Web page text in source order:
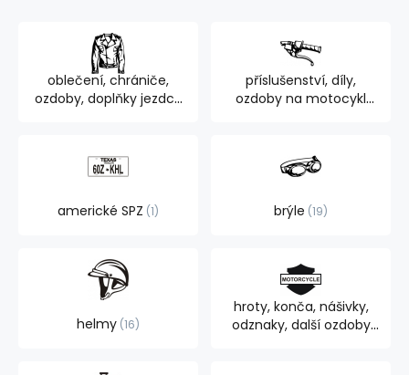
oblečení, chrániče,
ozdoby, doplňky jezdce
příslušenství, díly,
ozdoby na motocykl
americké SPZ 1 brýle 19
helmy 16
hroty, konča, nášivky,
odznaky, další ozdoby